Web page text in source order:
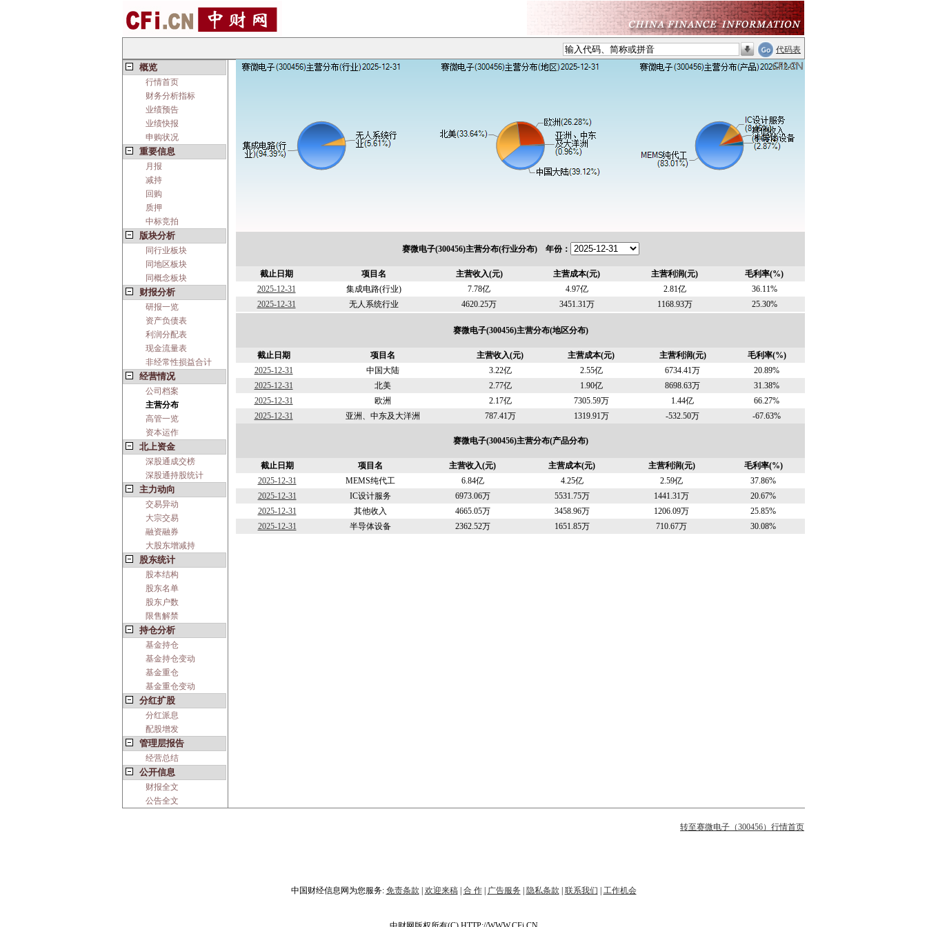
代码表
概览
行情首页
财务分析指标
业绩预告
业绩快报
申购状况
重要信息
月报
减持
回购
质押
中标竞拍
版块分析
同行业板块
同地区板块
同概念板块
财报分析
研报一览
资产负债表
利润分配表
现金流量表
非经常性损益合计
经营情况
公司档案
主营分布
高管一览
资本运作
北上资金
深股通成交榜
深股通持股统计
主力动向
交易异动
大宗交易
融资融券
大股东增减持
股东统计
股本结构
股东名单
股东户数
限售解禁
持仓分析
基金持仓
基金持仓变动
基金重仓
基金重仓变动
分红扩股
分红派息
配股增发
管理层报告
经营总结
公开信息
财报全文
公告全文
赛微电子(300456)主营分布(行业分布) 年份：
截止日期 项目名 主营收入(元) 主营成本(元) 主营利润(元)
毛利率(%)
2025-12-31
集成电路(行业) 7.78亿 4.97亿 2.81亿
36.11%
2025-12-31
无人系统行业 4620.25万 3451.31万 1168.93万 25.30%
赛微电子(300456)主营分布(地区分布)
截止日期 项目名 主营收入(元) 主营成本(元) 主营利润(元)
毛利率(%)
2025-12-31
中国大陆 3.22亿 2.55亿 6734.41万
20.89%
2025-12-31
北美 2.77亿 1.90亿 8698.63万
31.38%
2025-12-31
欧洲 2.17亿 7305.59万 1.44亿
66.27%
2025-12-31
亚洲、中东及大洋洲 787.41万 1319.91万 -532.50万 -67.63%
赛微电子(300456)主营分布(产品分布)
截止日期 项目名 主营收入(元) 主营成本(元) 主营利润(元)
毛利率(%)
2025-12-31
MEMS纯代工 6.84亿 4.25亿 2.59亿
37.86%
2025-12-31
IC设计服务 6973.06万 5531.75万 1441.31万
20.67%
2025-12-31
其他收入 4665.05万 3458.96万 1206.09万
25.85%
2025-12-31
半导体设备 2362.52万 1651.85万 710.67万 30.08%
转至赛微电子（300456）行情首页
中国财经信息网为您服务: 免责条款 欢迎来稿| 合 作| 广告服务 隐私条款 联系我们 工作机会